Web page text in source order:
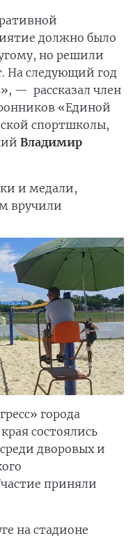
должно было
но решили
На следующий год
— рассказал член
«Единой
спортшколы,
Владимир
и медали,
вручили
города
состоялись
дворовых и
приняли
на стадионе